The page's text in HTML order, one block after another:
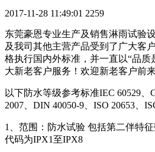
2017-11-28 11:49:01 2259
东莞豪恩专业生产及销售淋雨试验
及我司其他主营产品受到了广大客
格执行国内外标准，并一直以“品质
大新老客户服务！欢迎新老客户前来
以下防水等级参考标准IEC 60529、
2007、DIN 40050-9、ISO 20653、
1、范围：防水试验 包括第二伴特
代码为IPX1至IPX8